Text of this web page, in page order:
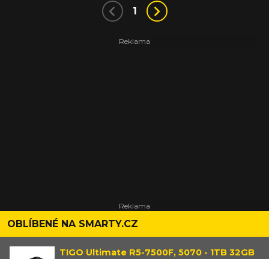
1
OBLÍBENÉ NA SMARTY.CZ
TIGO Ultimate R5-7500F, 5070 - 1TB 32GB